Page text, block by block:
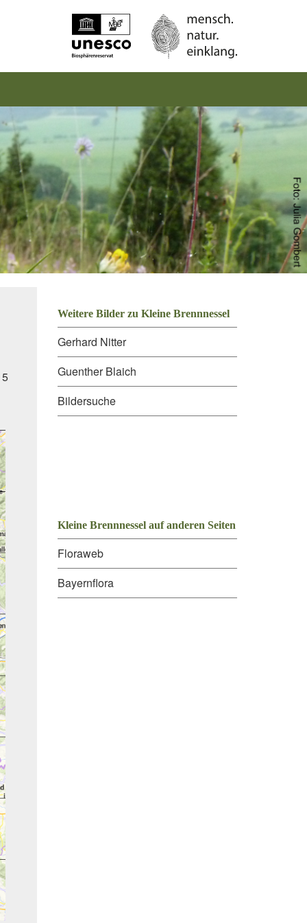
Weitere Bilder zu Kleine Brennnessel
Gerhard Nitter
Guenther Blaich
Bildersuche
Kleine Brennnessel auf anderen Seiten
Floraweb
Bayernflora